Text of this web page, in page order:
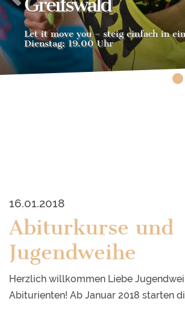
Let it move you – steig einfach in
Dienstag: 19.00 Uhr
16.01.2018
Abiturkurse und
Jugendweihe
Herzlich willkommen Liebe
Abiturienten! Ab Januar 2018 starten